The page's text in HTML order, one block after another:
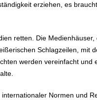
erziehen, es
retten. Die
Schlagzeilen, mit
werden vereinfacht und
Normen und